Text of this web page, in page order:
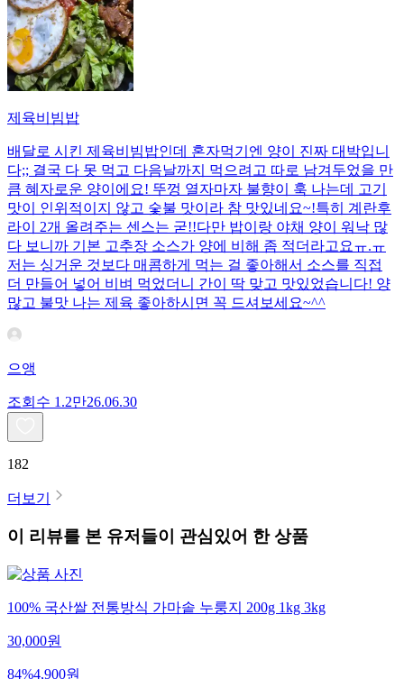
제육비빔밥
배달로 시킨 제육비빔밥인데 혼자먹기엔 양이 진짜 대박입니
다;; 결국 다 못 먹고 다음날까지 먹으려고 따로 남겨두었을 만
큼 혜자로운 양이에요! 뚜껑 열자마자 불향이 훅 나는데 고기
맛이 인위적이지 않고 숯불 맛이라 참 맛있네요~!특히 계란후
라이 2개 올려주는 센스는 굳!! ​다만 밥이랑 야채 양이 워낙 많
다 보니까 기본 고추장 소스가 양에 비해 좀 적더라고요ㅠ.ㅠ
저는 싱거운 것보다 매콤하게 먹는 걸 좋아해서 소스를 직접
더 만들어 넣어 비벼 먹었더니 간이 딱 맞고 맛있었습니다! 양
많고 불맛 나는 제육 좋아하시면 꼭 드셔보세요~^^
으앵
조회수 1.2만26.06.30
182
더보기
이 리뷰를 본 유저들이 관심있어 한 상품
100% 국산쌀 전통방식 가마솥 누룽지 200g 1kg 3kg
30,000원
84%4,900원